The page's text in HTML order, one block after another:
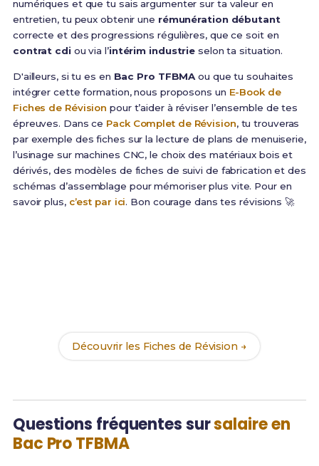
numériques et que tu sais argumenter sur ta valeur en
entretien, tu peux obtenir une rémunération débutant
correcte et des progressions régulières, que ce soit en
contrat cdiou via l’intérim industrie selon ta situation.
D'ailleurs, si tu es en Bac Pro TFBMAou que tu souhaites
intégrer cette formation, nous proposons un E-Book de
Fiches de Révision pour t’aider à réviser l’ensemble de tes
épreuves. Dans ce Pack Complet de Révision, tu trouveras
par exemple des fiches sur la lecture de plans de menuiserie,
l’usinage sur machines CNC, le choix des matériaux bois et
dérivés, des modèles de fiches de suivi de fabrication et des
schémas d’assemblage pour mémoriser plus vite. Pour en
savoir plus, c’est par ici. Bon courage dans tes révisions 🚀
Découvrir les Fiches de Révision →
Questions fréquentes sursalaire en
Bac Pro TFBMA